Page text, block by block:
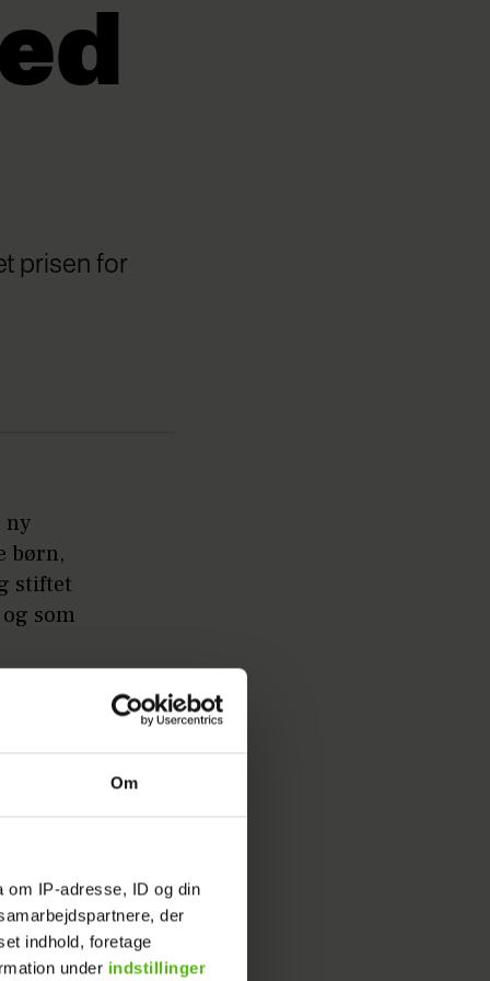
Om
IP-adresse, ID og din
der
indhold, foretage
under indstillinger
prisen for
ny
børn,
stiftet
som
Dry
da